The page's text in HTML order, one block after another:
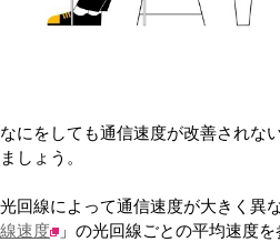
なにをしても通信速度が改善されな
ましょう。
光回線によって通信速度が大きく異
線速度
」の光回線ごとの平均速度